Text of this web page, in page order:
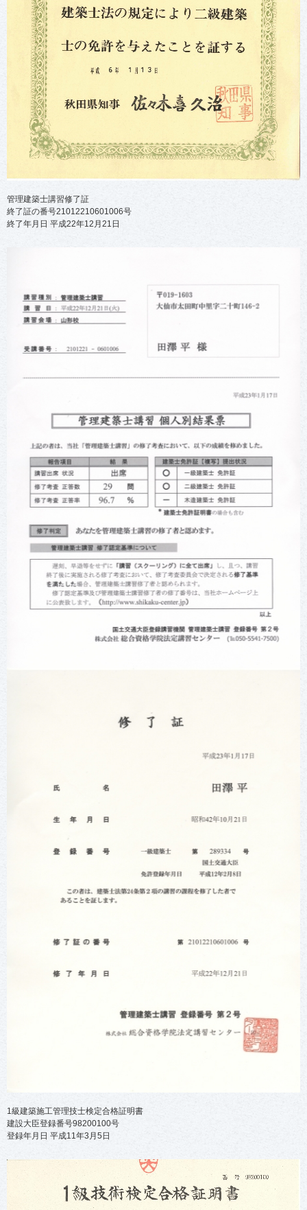
管理建築士講習修了証
終了証の番号21012210601006号
終了年月日 平成22年12月21日
1級建築施工管理技士検定合格証明書
建設大臣登録番号98200100号
登録年月日 平成11年3月5日